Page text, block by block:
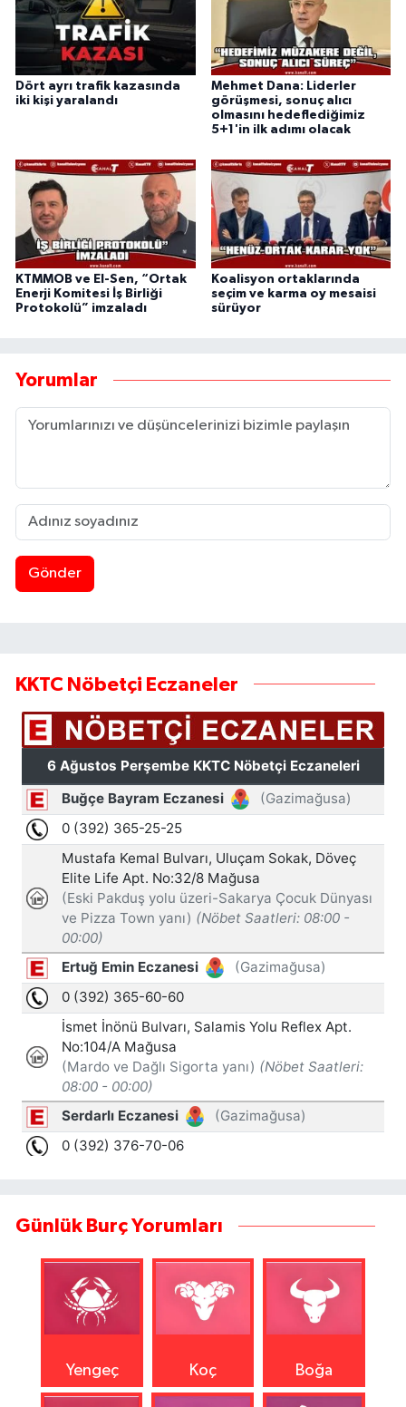
Dört ayrı trafik kazasında
iki kişi yaralandı
Mehmet Dana: Liderler
görüşmesi, sonuç alıcı
olmasını hedeflediğimiz
5+1'in ilk adımı olacak
KTMMOB ve El-Sen, “Ortak
Enerji Komitesi İş Birliği
Protokolü” imzaladı
Koalisyon ortaklarında
seçim ve karma oy mesaisi
sürüyor
Yorumlar
Gönder
KKTC Nöbetçi Eczaneler
Günlük Burç Yorumları
Yengeç Koç Boğa